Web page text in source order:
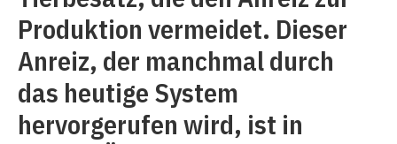
Produktion vermeidet. Dieser
Anreiz, der manchmal durch
das heutige System
hervorgerufen wird, ist in